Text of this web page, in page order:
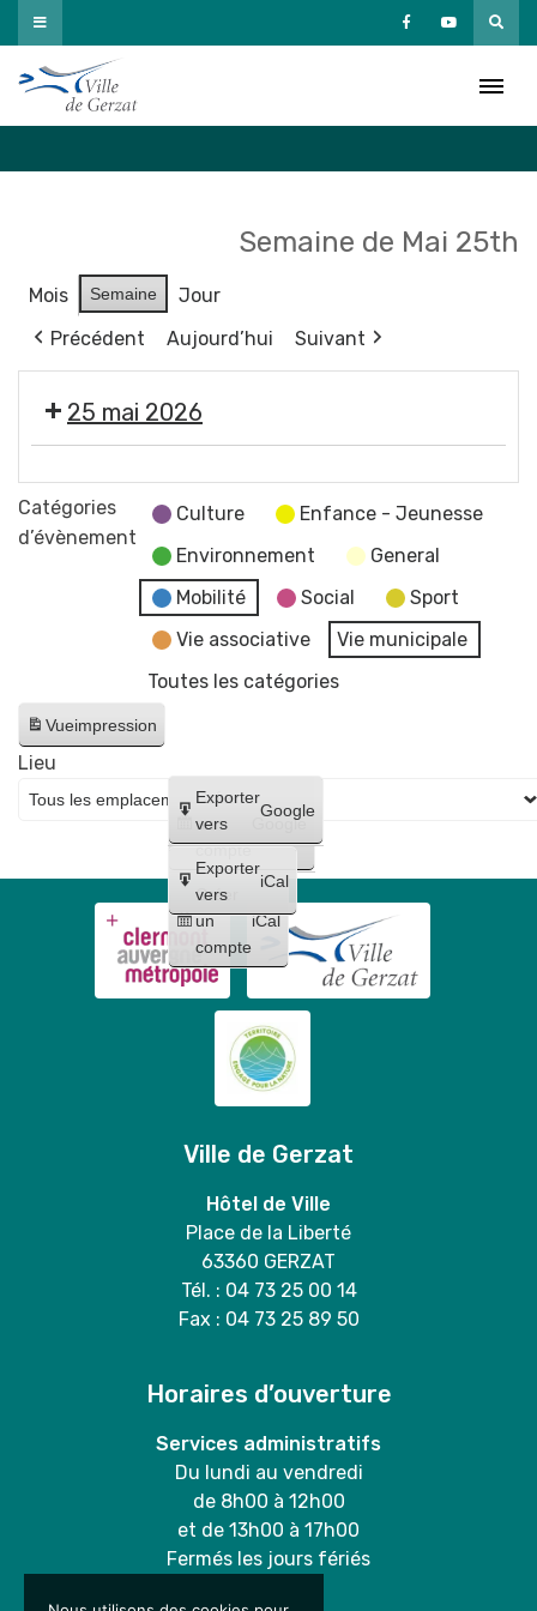
Passer
au
contenu
Semaine de Mai 25th
Mois Semaine
Jour
Précédent
Aujourd’hui Suivant
25 mai 2026
des
services
Catégories
d’évènement
Culture
Enfance - Jeunesse
Environnement
General
Mobilité
Social
Sport
Vie associative
Vie municipale
Toutes les catégories
Vueimpression
Créer
un
compte
Google
Créer
un
compte
iCal
Exporter
vers
Google
Exporter
vers
iCal
Lieu
Ville de Gerzat
Hôtel de Ville
Place de la Liberté
63360 GERZAT
Tél. : 04 73 25 00 14
Fax : 04 73 25 89 50
Horaires d’ouverture
Services administratifs
Du lundi au vendredi
de 8h00 à 12h00
et de 13h00 à 17h00
Fermés les jours fériés